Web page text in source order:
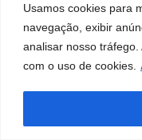
Usamos cookies para
navegação, exibir
analisar nosso
com o uso de cookies.